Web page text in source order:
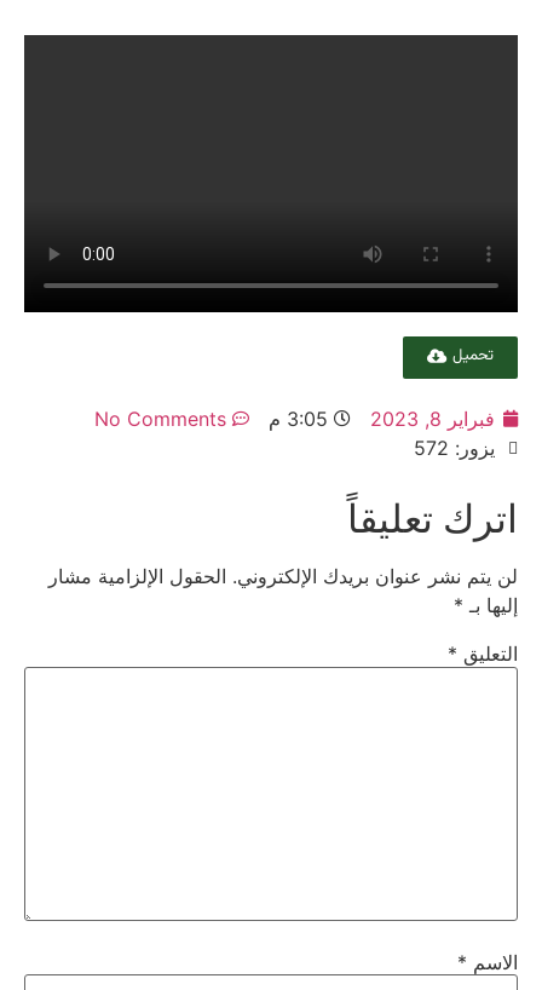
تحميل
فبراير 8, 2023 3:05 م
No Comments
يزور: 572
اترك تعليقاً
لن يتم نشر عنوان بريدك الإلكتروني. الحقول الإلزامية مشار
إليها بـ *
التعليق *
الاسم *